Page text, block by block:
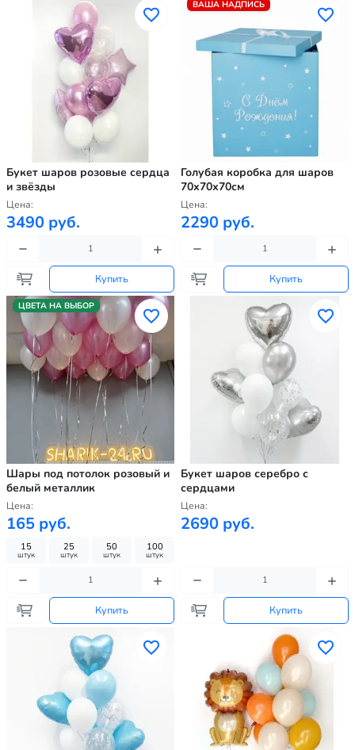
Букет шаров розовые сердца
и звёзды
Цена:
3490 руб.
Купить
ВАША НАДПИСЬ
Голубая коробка для шаров
70х70х70см
Цена:
2290 руб.
Купить
ЦВЕТА НА ВЫБОР
Шары под потолок розовый и
белый металлик
Цена:
165 руб.
15
штук
25
штук
50
штук
100
штук
Купить
Букет шаров серебро с
сердцами
Цена:
2690 руб.
Купить